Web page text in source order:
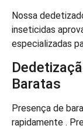
Nossa
inseticidas
especializadas
Baratas
Presença de
rapidamente .